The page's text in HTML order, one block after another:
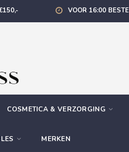
VOOR 16:00
COSMETICA & VERZORGING
MERKEN